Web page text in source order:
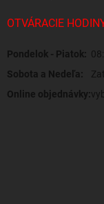
OTVÁRACIE
Pondelok - Piatok:
Sobota a Nedeľa:
Online objednávky: